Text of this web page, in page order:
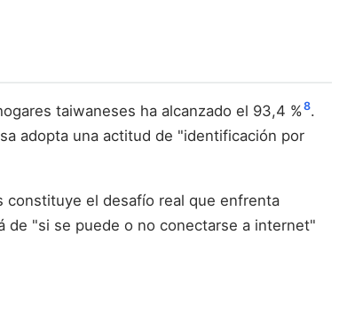
taiwaneses ha alcanzado el 93,4 %8.
adopta una actitud de "identificación por
constituye el desafío real que enfrenta
de "si se puede o no conectarse a internet"